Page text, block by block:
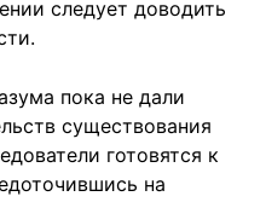
следует доводить
пока не дали
существования
готовятся к
на